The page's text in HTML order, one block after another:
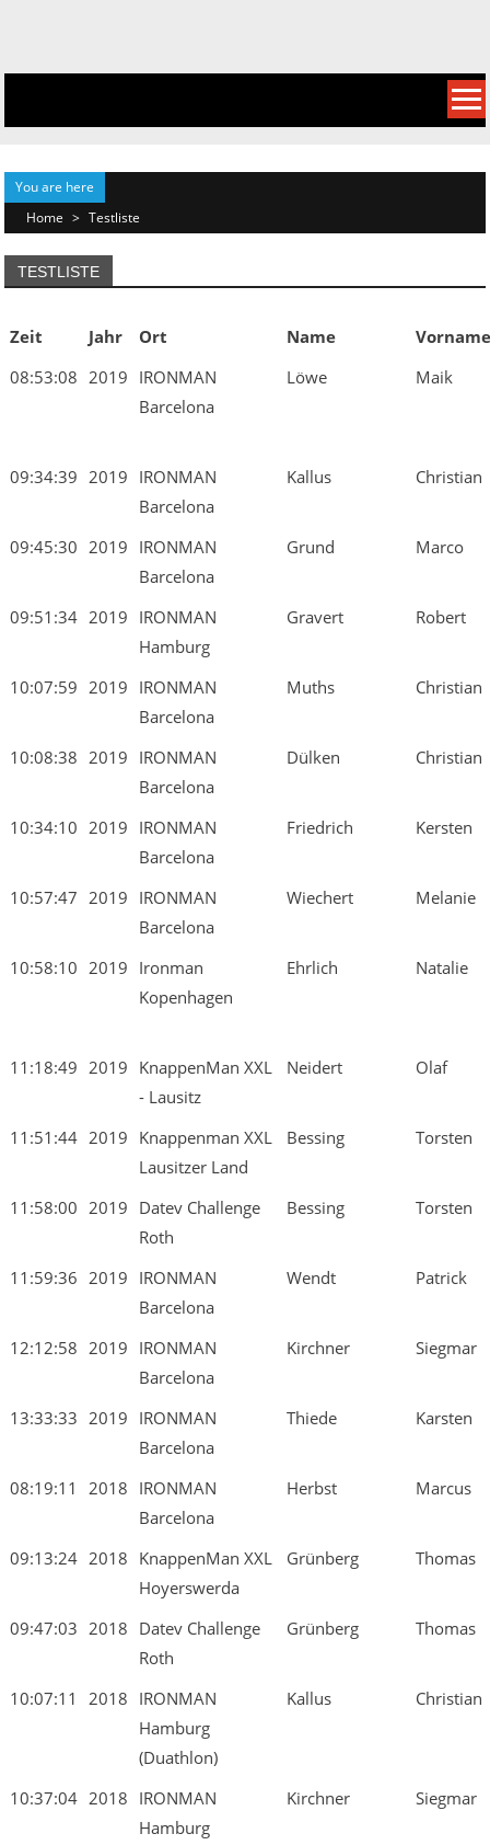
content
You are here
Home > Testliste
TESTLISTE
Zeit Jahr Ort Name
08:53:08 2019 IRONMAN
Barcelona
Löwe Maik
09:34:39 2019 IRONMAN
Barcelona
Kallus Christian
09:45:30 2019 IRONMAN
Barcelona
Grund Marco
09:51:34 2019 IRONMAN
Hamburg
Gravert Robert
10:07:59 2019 IRONMAN
Barcelona
Muths Christian
10:08:38 2019 IRONMAN
Barcelona
Dülken Christian
10:34:10 2019 IRONMAN
Barcelona
Friedrich Kersten
10:57:47 2019 IRONMAN
Barcelona
Wiechert Melanie
10:58:10 2019 Ironman
Kopenhagen
Ehrlich Natalie
11:18:49 2019 KnappenMan XXL
- Lausitz
Neidert Olaf
11:51:44 2019 Knappenman XXL
Lausitzer Land
Bessing Torsten
11:58:00 2019 Datev Challenge
Roth
Bessing Torsten
11:59:36 2019 IRONMAN
Barcelona
Wendt Patrick
12:12:58 2019 IRONMAN
Barcelona
Kirchner Siegmar
13:33:33 2019 IRONMAN
Barcelona
Thiede Karsten
08:19:11 2018 IRONMAN
Barcelona
Herbst Marcus
09:13:24 2018 KnappenMan XXL
Hoyerswerda
Grünberg Thomas
09:47:03 2018 Datev Challenge
Roth
Grünberg Thomas
10:07:11 2018 IRONMAN
Hamburg
(Duathlon)
Kallus Christian
10:37:04 2018 IRONMAN
Hamburg
Kirchner Siegmar